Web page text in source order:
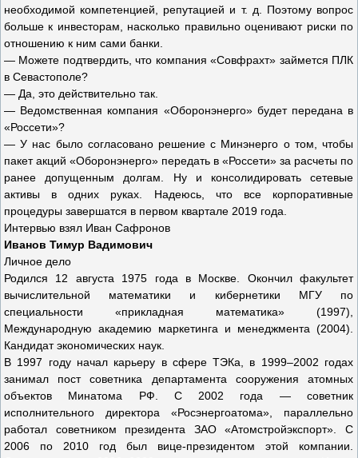
необходимой компетенцией, репутацией и т. д. Поэтому вопрос
больше к инвесторам, насколько правильно оценивают риски по
отношению к ним сами банки.
— Можете подтвердить, что компания «Совфрахт» займется ПЛК
в Севастополе?
— Да, это действительно так.
— Ведомственная компания «Оборонэнерго» будет передана в
«Россети»?
— У нас было согласовано решение с Минэнерго о том, чтобы
пакет акций «Оборонэнерго» передать в «Россети» за расчеты по
ранее допущенным долгам. Ну и консолидировать сетевые
активы в одних руках. Надеюсь, что все корпоративные
процедуры завершатся в первом квартале 2019 года.
Интервью взял Иван Сафронов
Иванов Тимур Вадимович
Личное дело
Родился 12 августа 1975 года в Москве. Окончил факультет
вычислительной математики и кибернетики МГУ по
специальности «прикладная математика» (1997),
Международную академию маркетинга и менеджмента (2004).
Кандидат экономических наук.
В 1997 году начал карьеру в сфере ТЭКа, в 1999–2002 годах
занимал пост советника департамента сооружения атомных
объектов Минатома РФ. С 2002 года — советник
исполнительного директора «Росэнергоатома», параллельно
работал советником президента ЗАО «Атомстройэкспорт». С
2006 по 2010 год был вице-президентом этой компании.